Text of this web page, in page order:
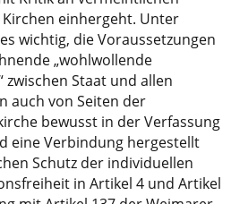
einhergeht. Unter
wichtig, die Voraussetzungen
„wohlwollende
Staat und allen
auch von Seiten der
bewusst in der Verfassung
eine Verbindung hergestellt
Schutz der individuellen
in Artikel 4 und Artikel